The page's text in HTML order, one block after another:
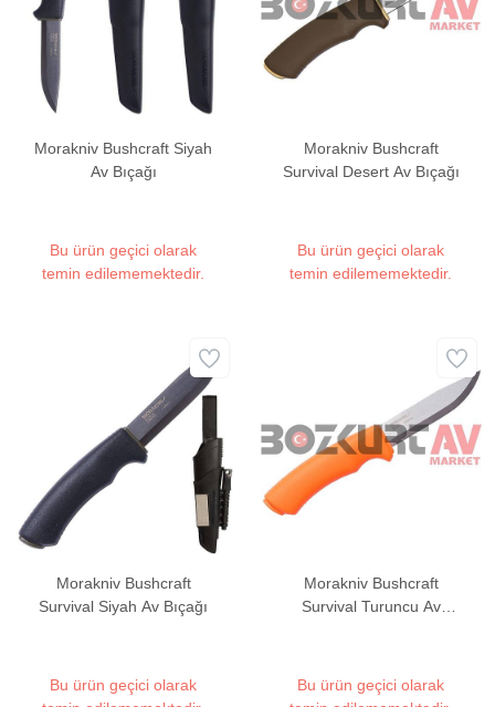
Morakniv Bushcraft Siyah
Av Bıçağı
Bu ürün geçici olarak
temin edilememektedir.
Morakniv Bushcraft
Survival Desert Av Bıçağı
Bu ürün geçici olarak
temin edilememektedir.
Morakniv Bushcraft
Survival Siyah Av Bıçağı
Bu ürün geçici olarak
Morakniv Bushcraft
Survival Turuncu Av
Bu ürün geçici olarak